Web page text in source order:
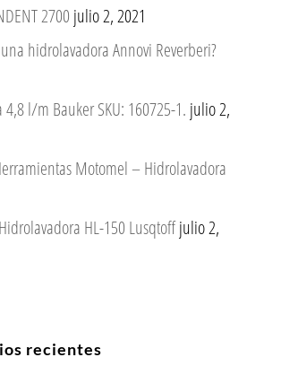
2700 julio 2, 2021
hidrolavadora Annovi Reverberi?
l/m Bauker SKU: 160725-1. julio 2,
Motomel – Hidrolavadora
HL-150 Lusqtoffjulio 2,
recientes